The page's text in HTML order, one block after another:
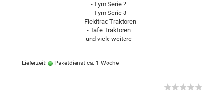
- Tym Serie 2
- Tym Serie 3
- Fieldtrac Traktoren
- Tafe Traktoren
und viele weitere
Lieferzeit: Paketdienst ca. 1 Woche